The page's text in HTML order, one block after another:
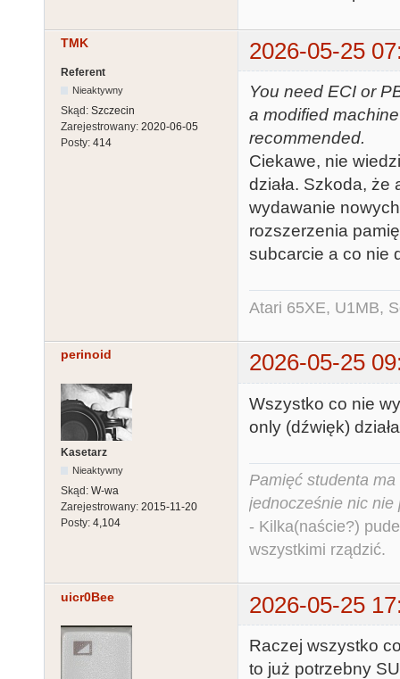
TMK 2026-05-25
Referent
Nieaktywny
Skąd: Szczecin
Zarejestrowany: 2020-06-05
Posty: 414
You need ECI or
a modified
recommended.
Ciekawe, nie
działa. Szkoda, że
wydawanie
rozszerzenia
subcarcie a co nie
Atari 65XE, U1MB,
perinoid 2026-05-25
Kasetarz
Nieaktywny
Skąd: W-wa
Zarejestrowany: 2015-11-20
Posty: 4,104
Wszystko co nie
only (dźwięk)
Pamięć studenta
jednocześnie nic nie
- Kilka(naście?)
wszystkimi rządzić.
uicr0Bee 2026-05-25
Raczej wszystko
to już potrzebny